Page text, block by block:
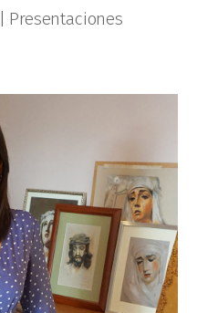
Presentaciones